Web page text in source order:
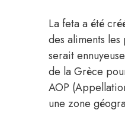
La feta a été
des aliments
serait
de la Grèce
AOP
une zone